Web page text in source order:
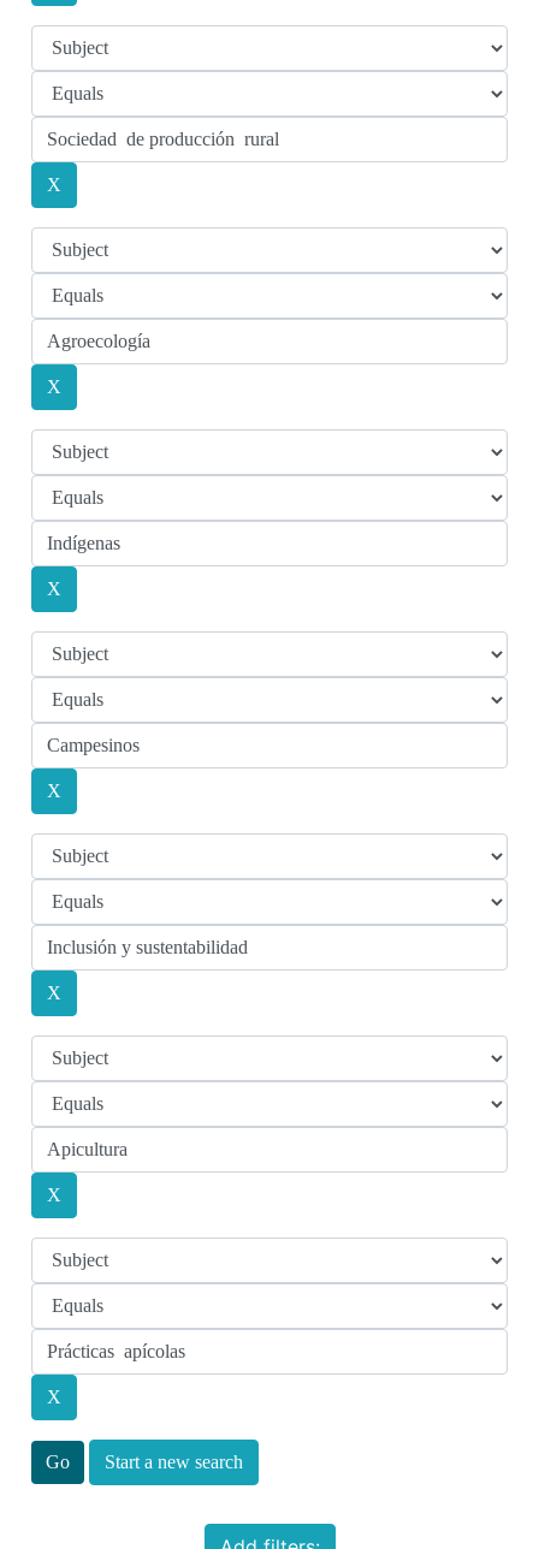
Start a new search